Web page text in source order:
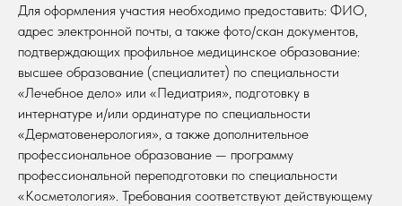
Для оформления участия необходимо предоставить: ФИО,
адрес электронной почты, а также фото/скан документов,
подтверждающих профильное медицинское образование:
высшее образование (специалитет) по специальности
«Лечебное дело» или «Педиатрия», подготовку в
интернатуре и/или ординатуре по специальности
«Дерматовенерология», а также дополнительное
профессиональное образование — программу
профессиональной переподготовки по специальности
«Косметология». Требования соответствуют действующему